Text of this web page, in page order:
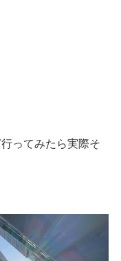
ってみたら実際そ